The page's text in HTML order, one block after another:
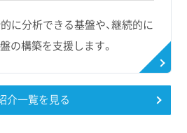
に分析できる基盤や、継続的に
の構築を支援します。
介一覧を見る